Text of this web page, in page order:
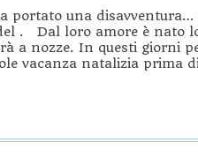
portato una
. Dal loro amore è nato
a nozze. In questi giorni
vacanza natalizia prima